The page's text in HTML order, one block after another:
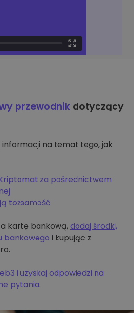
przewodnik dotyczący
informacji na temat tego, jak
za pośrednictwem
tożsamość
kartę bankową,dodaj środki,
bankowego i kupując z
i uzyskaj odpowiedzi na
pytania.